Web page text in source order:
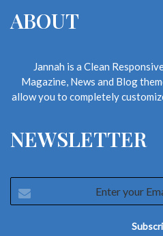
ABOUT
Jannah is a Clean
Magazine, News and Blog
allow you to completely
NEWSLETTER
your